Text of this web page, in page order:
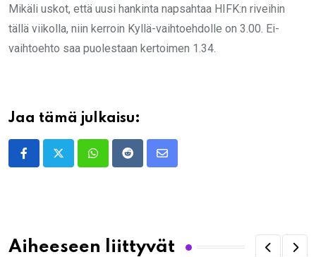
Mikäli uskot, että uusi hankinta napsahtaa HIFK:n riveihin
tällä viikolla, niin kerroin Kyllä-vaihtoehdolle on 3.00. Ei-
vaihtoehto saa puolestaan kertoimen 1.34.
Jaa tämä julkaisu:
WhatsappRedditShare
Aiheeseen liittyvät